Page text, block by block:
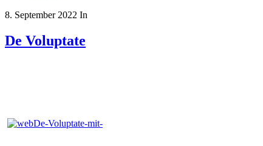
8. September 2022 In
De Voluptate